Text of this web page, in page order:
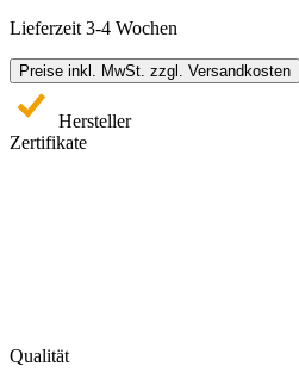
Lieferzeit 3-4 Wochen
Preise inkl. MwSt. zzgl. Versandkosten
Hersteller
Zertifikate
Qualität